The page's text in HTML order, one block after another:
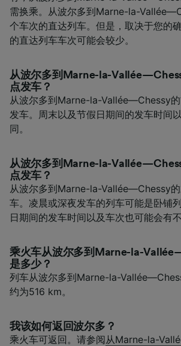
需换乘。从波尔多到Marne-la-
个车次的直达列车。但是，取决于您的
的直达列车车次可能会较少。
从波尔多到Marne-la-
点发车？
从波尔多到Marne-la-Vallée—Chessy
发车。周末以及节假日期间的发车时间
同。
从波尔多到Marne-la-
点发车？
从波尔多到Marne-la-Vallée—Chessy
车。凌晨或深夜发车的列车可能是卧铺
日期间的发车时间以及车次也可能会有不
乘火车从波尔多到Marne-la-
是多少？
列车从波尔多到Marne-la-
约为516 km。
我该如何返回波尔多？
乘火车可返回。请参阅从Marne-la-